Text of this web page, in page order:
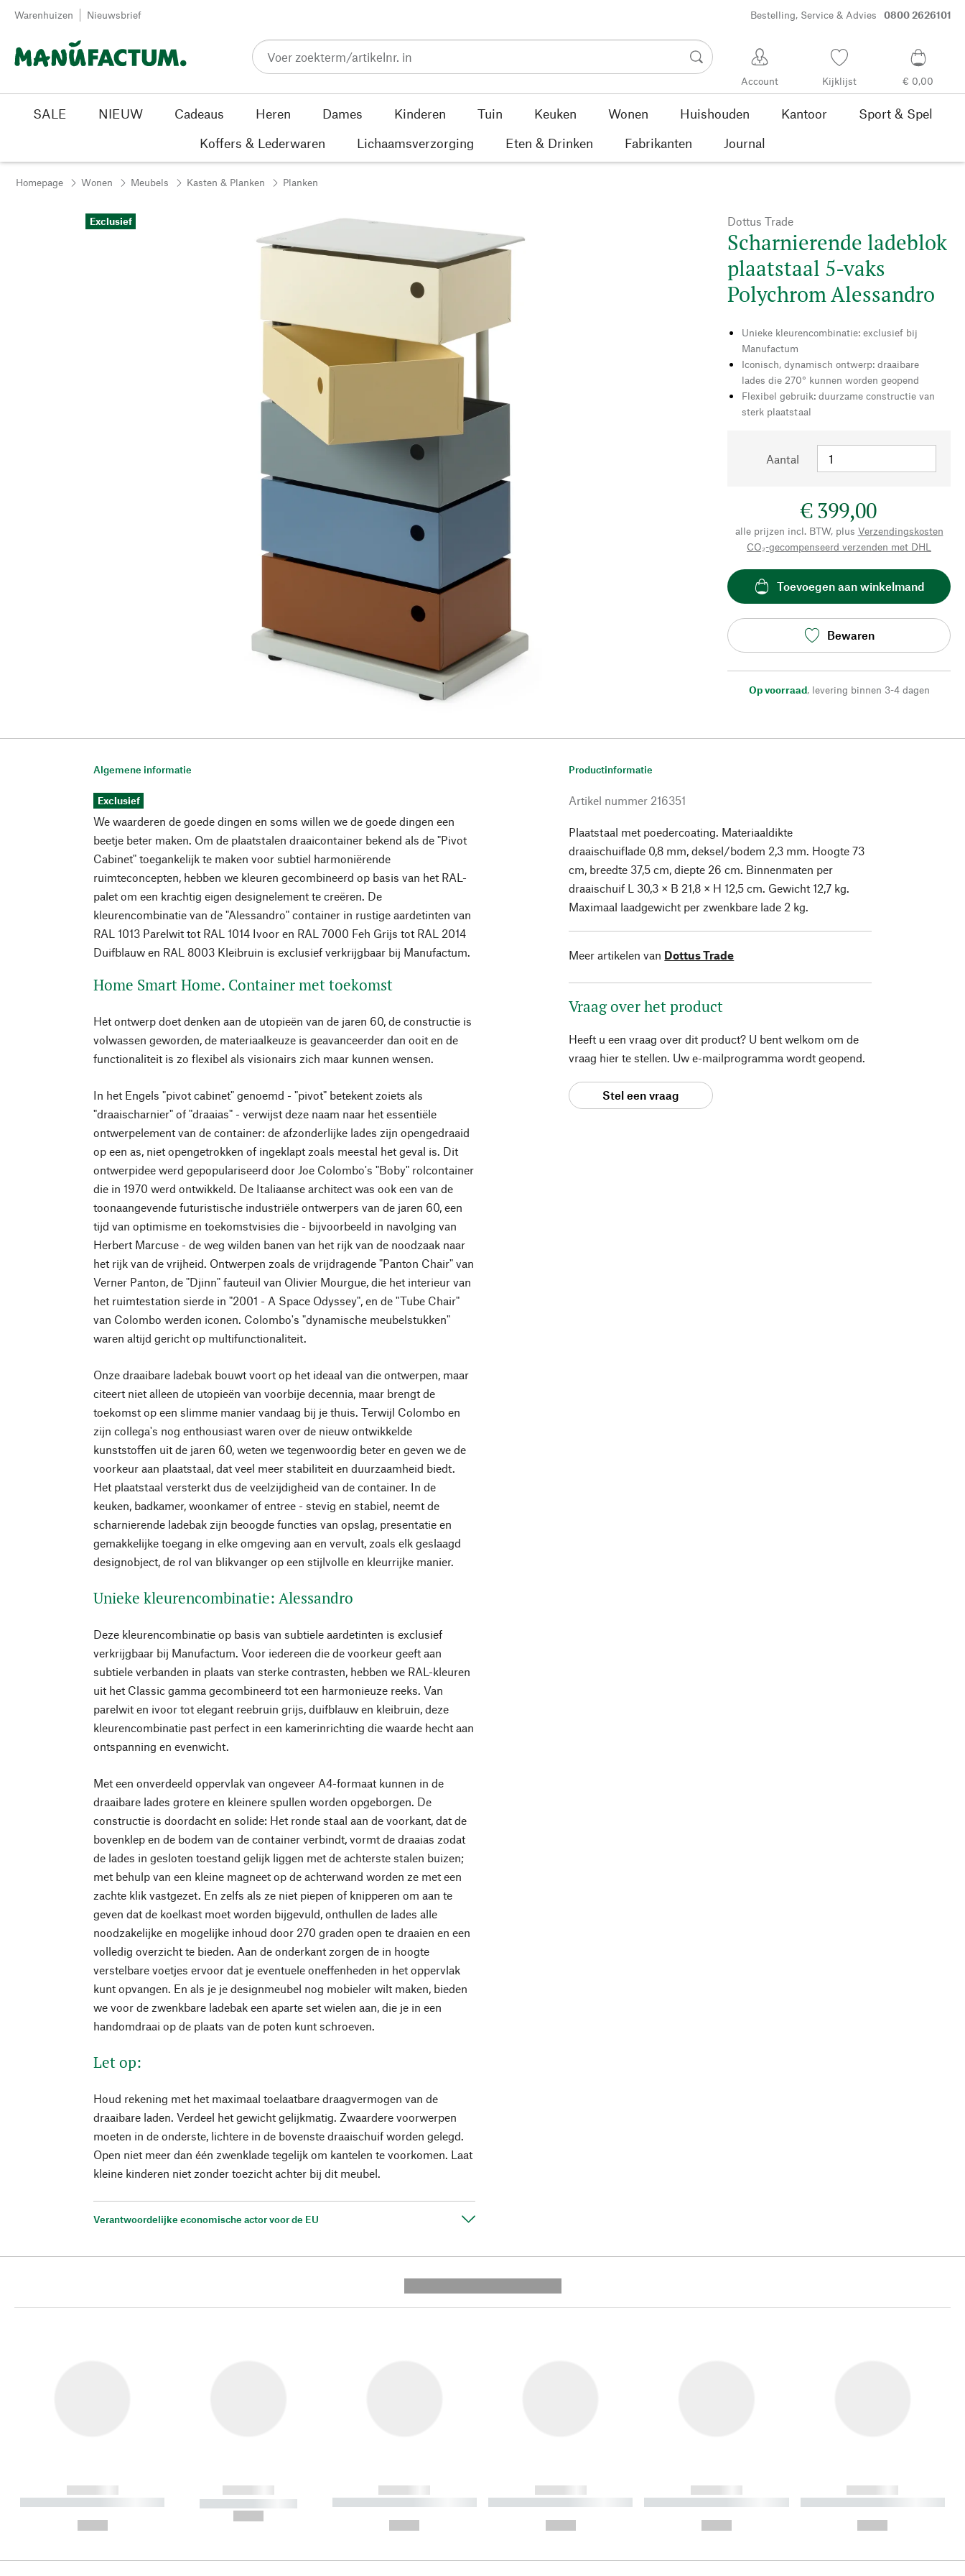
Passer au contenu
Warenhuizen Nieuwsbrief Bestelling, Service & Advies 0800 2626101
Account Kijklijst € 0,00
SALE NIEUW Cadeaus Heren Dames Kinderen Tuin Keuken Wonen Huishouden Kantoor
Sport & Spel
Koffers & Lederwaren
Lichaamsverzorging Eten & Drinken Fabrikanten Journal
Homepage Wonen Meubels Kasten & Planken Planken
Exclusief Dottus Trade
Scharnierende ladeblok
plaatstaal 5-vaks
Polychrom Alessandro
Unieke kleurencombinatie: exclusief bij
Manufactum
Iconisch, dynamisch ontwerp: draaibare
lades die 270° kunnen worden geopend
Flexibel gebruik: duurzame constructie van
sterk plaatstaal
Aantal
€ 399,00
alle prijzen incl. BTW, plus Verzendingskosten
CO₂-gecompenseerd verzenden met DHL
Toevoegen aan winkelmand
Bewaren
Op voorraad, levering binnen 3-4 dagen
Algemene informatie
Exclusief
We waarderen de goede dingen en soms willen we de goede dingen een
beetje beter maken. Om de plaatstalen draaicontainer bekend als de "Pivot
Cabinet" toegankelijk te maken voor subtiel harmoniërende
ruimteconcepten, hebben we kleuren gecombineerd op basis van het RAL-
palet om een krachtig eigen designelement te creëren. De
kleurencombinatie van de "Alessandro" container in rustige aardetinten van
RAL 1013 Parelwit tot RAL 1014 Ivoor en RAL 7000 Feh Grijs tot RAL 2014
Duifblauw en RAL 8003 Kleibruin is exclusief verkrijgbaar bij Manufactum.
Home Smart Home. Container met toekomst
Het ontwerp doet denken aan de utopieën van de jaren 60, de constructie is
volwassen geworden, de materiaalkeuze is geavanceerder dan ooit en de
functionaliteit is zo flexibel als visionairs zich maar kunnen wensen.
In het Engels "pivot cabinet" genoemd - "pivot" betekent zoiets als
"draaischarnier" of "draaias" - verwijst deze naam naar het essentiële
ontwerpelement van de container: de afzonderlijke lades zijn opengedraaid
op een as, niet opengetrokken of ingeklapt zoals meestal het geval is. Dit
ontwerpidee werd gepopulariseerd door Joe Colombo's "Boby" rolcontainer
die in 1970 werd ontwikkeld. De Italiaanse architect was ook een van de
toonaangevende futuristische industriële ontwerpers van de jaren 60, een
tijd van optimisme en toekomstvisies die - bijvoorbeeld in navolging van
Herbert Marcuse - de weg wilden banen van het rijk van de noodzaak naar
het rijk van de vrijheid. Ontwerpen zoals de vrijdragende "Panton Chair" van
Verner Panton, de "Djinn" fauteuil van Olivier Mourgue, die het interieur van
het ruimtestation sierde in "2001 - A Space Odyssey", en de "Tube Chair"
van Colombo werden iconen. Colombo's "dynamische meubelstukken"
waren altijd gericht op multifunctionaliteit.
Onze draaibare ladebak bouwt voort op het ideaal van die ontwerpen, maar
citeert niet alleen de utopieën van voorbije decennia, maar brengt de
toekomst op een slimme manier vandaag bij je thuis. Terwijl Colombo en
zijn collega's nog enthousiast waren over de nieuw ontwikkelde
kunststoffen uit de jaren 60, weten we tegenwoordig beter en geven we de
voorkeur aan plaatstaal, dat veel meer stabiliteit en duurzaamheid biedt.
Het plaatstaal versterkt dus de veelzijdigheid van de container. In de
keuken, badkamer, woonkamer of entree - stevig en stabiel, neemt de
scharnierende ladebak zijn beoogde functies van opslag, presentatie en
gemakkelijke toegang in elke omgeving aan en vervult, zoals elk geslaagd
designobject, de rol van blikvanger op een stijlvolle en kleurrijke manier.
Unieke kleurencombinatie: Alessandro
Deze kleurencombinatie op basis van subtiele aardetinten is exclusief
verkrijgbaar bij Manufactum. Voor iedereen die de voorkeur geeft aan
subtiele verbanden in plaats van sterke contrasten, hebben we RAL-kleuren
uit het Classic gamma gecombineerd tot een harmonieuze reeks. Van
parelwit en ivoor tot elegant reebruin grijs, duifblauw en kleibruin, deze
kleurencombinatie past perfect in een kamerinrichting die waarde hecht aan
ontspanning en evenwicht.
Met een onverdeeld oppervlak van ongeveer A4-formaat kunnen in de
draaibare lades grotere en kleinere spullen worden opgeborgen. De
constructie is doordacht en solide: Het ronde staal aan de voorkant, dat de
bovenklep en de bodem van de container verbindt, vormt de draaias zodat
de lades in gesloten toestand gelijk liggen met de achterste stalen buizen;
met behulp van een kleine magneet op de achterwand worden ze met een
zachte klik vastgezet. En zelfs als ze niet piepen of knipperen om aan te
geven dat de koelkast moet worden bijgevuld, onthullen de lades alle
noodzakelijke en mogelijke inhoud door 270 graden open te draaien en een
volledig overzicht te bieden. Aan de onderkant zorgen de in hoogte
verstelbare voetjes ervoor dat je eventuele oneffenheden in het oppervlak
kunt opvangen. En als je je designmeubel nog mobieler wilt maken, bieden
we voor de zwenkbare ladebak een aparte set wielen aan, die je in een
handomdraai op de plaats van de poten kunt schroeven.
Let op:
Houd rekening met het maximaal toelaatbare draagvermogen van de
draaibare laden. Verdeel het gewicht gelijkmatig. Zwaardere voorwerpen
moeten in de onderste, lichtere in de bovenste draaischuif worden gelegd.
Open niet meer dan één zwenklade tegelijk om kantelen te voorkomen. Laat
kleine kinderen niet zonder toezicht achter bij dit meubel.
Verantwoordelijke economische actor voor de EU
Productinformatie
Artikel nummer 216351
Plaatstaal met poedercoating. Materiaaldikte
draaischuiflade 0,8 mm, deksel/bodem 2,3 mm. Hoogte 73
cm, breedte 37,5 cm, diepte 26 cm. Binnenmaten per
draaischuif L 30,3 × B 21,8 × H 12,5 cm. Gewicht 12,7 kg.
Maximaal laadgewicht per zwenkbare lade 2 kg.
Meer artikelen van Dottus Trade
Vraag over het product
Heeft u een vraag over dit product? U bent welkom om de
vraag hier te stellen. Uw e-mailprogramma wordt geopend.
Stel een vraag
------------
----------- ----------- ----------
------------
----------- -----------
------------
----------- ----------- ----------
------------
----------- ----------- ----------
------------
----------- ----------- ----------
------------
----------- ----------- ----------